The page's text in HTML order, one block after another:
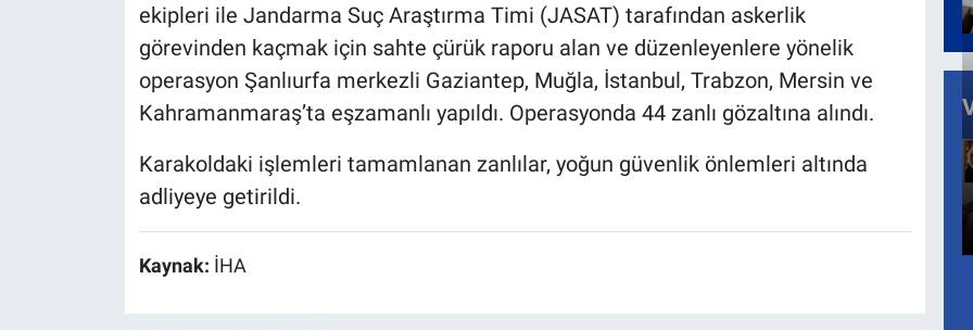
ekipleri ile Jandarma Suç Araştırma Timi (JASAT) tarafından askerlik
görevinden kaçmak için sahte çürük raporu alan ve düzenleyenlere yönelik
operasyon Şanlıurfa merkezli Gaziantep, Muğla, İstanbul, Trabzon, Mersin ve
Kahramanmaraş’ta eşzamanlı yapıldı. Operasyonda 44 zanlı gözaltına alındı.
Karakoldaki işlemleri tamamlanan zanlılar, yoğun güvenlik önlemleri altında
adliyeye getirildi.
Kaynak: İHA